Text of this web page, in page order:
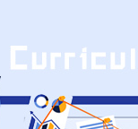
分！！